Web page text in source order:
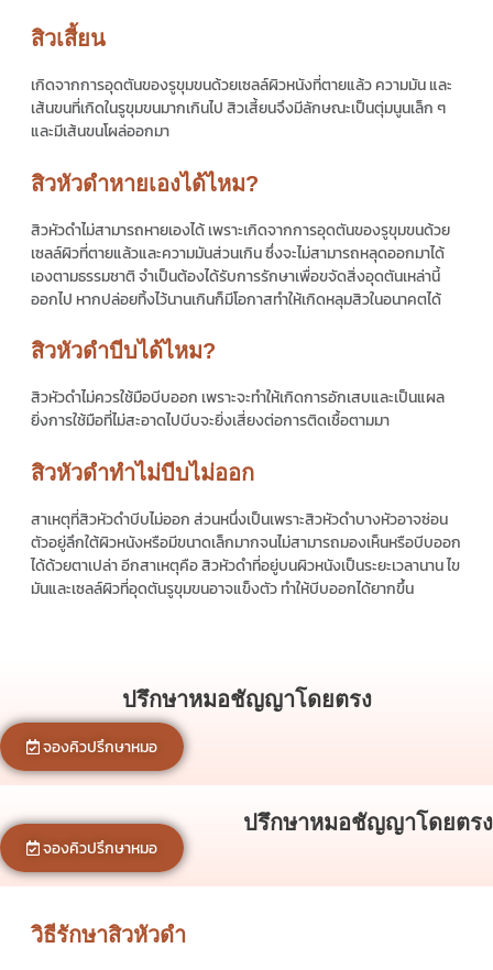
สิวเสี้ยน
เกิดจากการอุดตันของรูขุมขนด้วยเซลล์ผิวหนังที่ตายแล้ว ความมัน และ
เส้นขนที่เกิดในรูขุมขนมากเกินไป สิวเสี้ยนจึงมีลักษณะเป็นตุ่มนูนเล็ก ๆ
และมีเส้นขนโผล่ออกมา
สิวหัวดำหายเองได้ไหม?
สิวหัวดำไม่สามารถหายเองได้ เพราะเกิดจากการอุดตันของรูขุมขนด้วย
เซลล์ผิวที่ตายแล้วและความมันส่วนเกิน ซึ่งจะไม่สามารถหลุดออกมาได้
เองตามธรรมชาติ จำเป็นต้องได้รับการรักษาเพื่อขจัดสิ่งอุดตันเหล่านี้
ออกไป หากปล่อยทิ้งไว้นานเกินก็มีโอกาสทำให้เกิดหลุมสิวในอนาคตได้
สิวหัวดำบีบได้ไหม?
สิวหัวดำไม่ควรใช้มือบีบออก เพราะจะทำให้เกิดการอักเสบและเป็นแผล
ยิ่งการใช้มือที่ไม่สะอาดไปบีบจะยิ่งเสี่ยงต่อการติดเชื้อตามมา
สิวหัวดำทำไม่บีบไม่ออก
สาเหตุที่สิวหัวดำบีบไม่ออก ส่วนหนึ่งเป็นเพราะสิวหัวดำบางหัวอาจซ่อน
ตัวอยู่ลึกใต้ผิวหนังหรือมีขนาดเล็กมากจนไม่สามารถมองเห็นหรือบีบออก
ได้ด้วยตาเปล่า อีกสาเหตุคือ สิวหัวดำที่อยู่บนผิวหนังเป็นระยะเวลานาน ไข
มันและเซลล์ผิวที่อุดตันรูขุมขนอาจแข็งตัว ทำให้บีบออกได้ยากขึ้น
ปรึกษาหมอชัญญาโดยตรง
จองคิวปรึกษาหมอ
ปรึกษาหมอชัญญาโดยตรง
จองคิวปรึกษาหมอ
วิธีรักษาสิวหัวดำ